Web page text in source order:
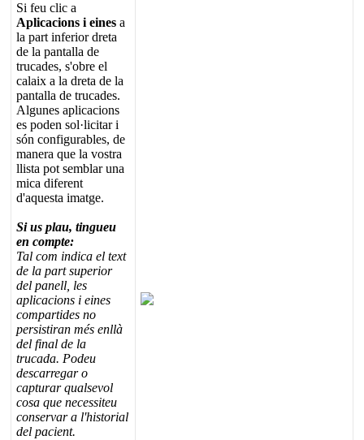
Si feu clic a
Aplicacions i eines a
la part inferior dreta
de la pantalla de
trucades, s'obre el
calaix a la dreta de la
pantalla de trucades.
Algunes aplicacions
es poden sol·licitar i
són configurables, de
manera que la vostra
llista pot semblar una
mica diferent
d'aquesta imatge.
Si us plau, tingueu
en compte:
Tal com indica el text
de la part superior
del panell les
aplicacions i eines
compartides no
persistiran més enllà
del final de la
trucada. Podeu
descarregar o
capturar qualsevol
cosa que necessiteu
conservar a l'historial
del pacient.